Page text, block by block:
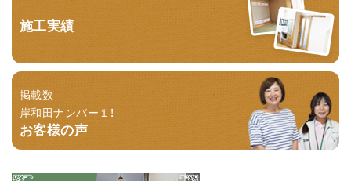
施工実績
掲載数
岸和田ナンバー１！
お客様の声